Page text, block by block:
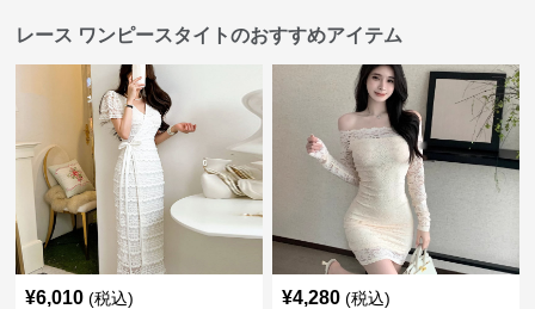
レース ワンピースタイトのおすすめアイテム
¥6,010 (税込) ¥4,280 (税込)